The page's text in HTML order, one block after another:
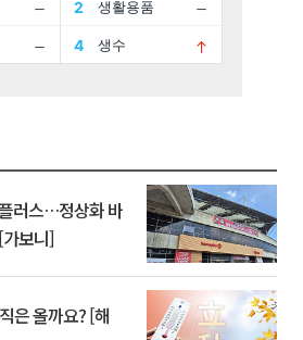
러스…정상화 바
가보니]
은 올까요? [해